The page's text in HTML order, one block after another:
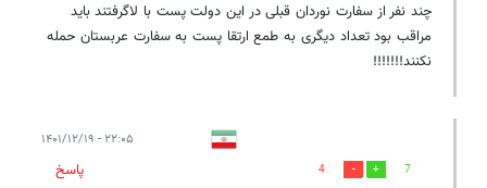
چند نفر از سفارت نوردان قبلی در این دولت پست با لاگرفتند باید
مراقب بود تعداد دیگری به طمع ارتقا پست به سفارت عربستان حمله
نکنند!!!!!!!
۲۲:۰۵ - ۱۴۰۱/۱۲/۱۹
7
4
پاسخ